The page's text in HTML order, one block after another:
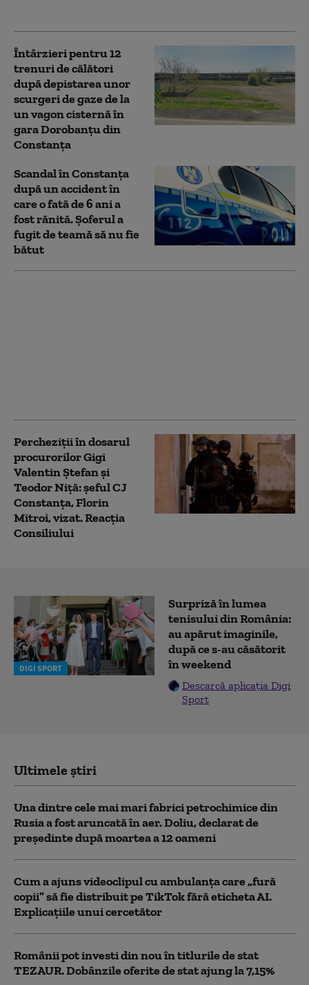
Întârzieri pentru 12
trenuri de călători
după depistarea unor
scurgeri de gaze de la
un vagon cisternă în
gara Dorobanţu din
Constanța
Scandal în Constanța
după un accident în
care o fată de 6 ani a
fost rănită. Şoferul a
fugit de teamă să nu fie
bătut
Percheziții în dosarul
procurorilor Gigi
Valentin Ştefan şi
Teodor Niţă: șeful CJ
Constanța, Florin
Mitroi, vizat. Reacția
Consiliului
DIGI SPORT
Surpriză în lumea
tenisului din România:
au apărut imaginile,
după ce s-au căsătorit
în weekend
Descarcă aplicația Digi
Sport
Ultimele știri
Una dintre cele mai mari fabrici petrochimice din
Rusia a fost aruncată în aer. Doliu, declarat de
președinte după moartea a 12 oameni
Cum a ajuns videoclipul cu ambulanța care „fură
copii” să fie distribuit pe TikTok fără eticheta AI.
Explicațiile unui cercetător
Românii pot investi din nou în titlurile de stat
TEZAUR. Dobânzile oferite de stat ajung la 7,15%